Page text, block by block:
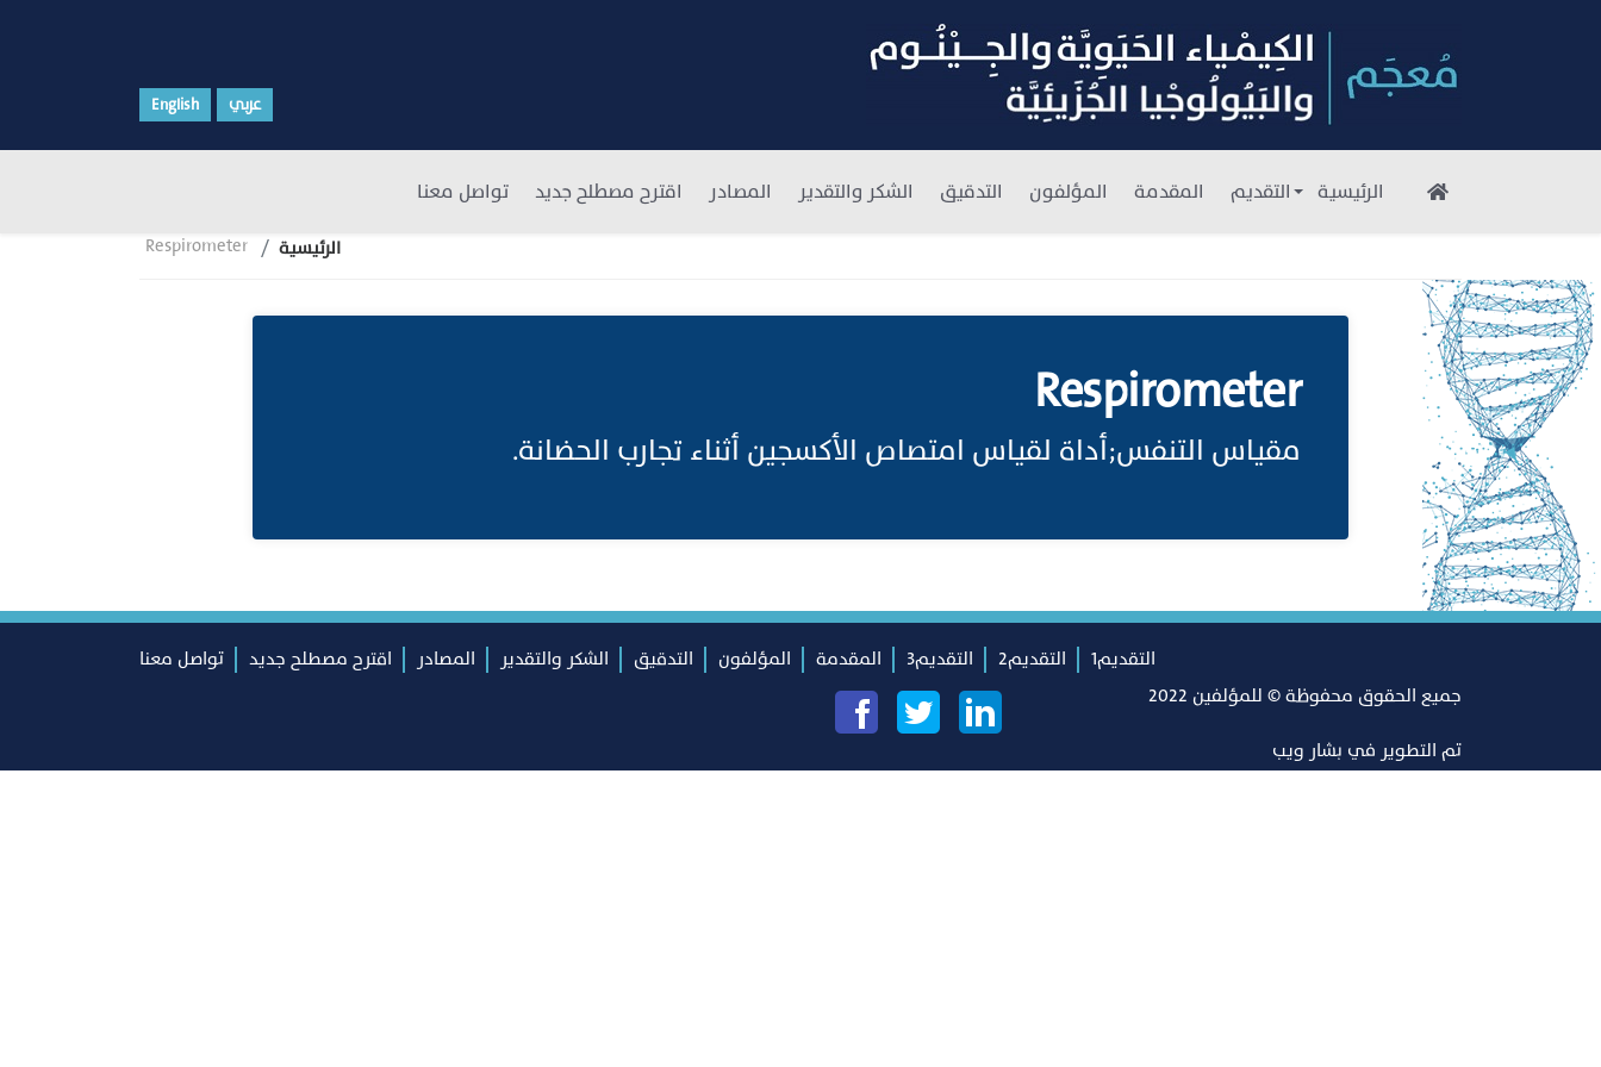
English عربي
التقديم المقدمة المؤلفون التدقيق الشكر والتقدير المصادر اقترح مصطلح جديد تواصل معنا
Respirometer الرئيسية
Respirometer
مقياس التنفس;أداة لقياس امتصاص الأكسجين أثناء تجارب الحضانة.
التقديم1 التقديم2 التقديم3 المقدمة المؤلفون التدقيق الشكر والتقدير المصادر اقترح مصطلح جديد
تواصل معنا
جميع الحقوق محفوظة © للمؤلفين 2022
تم التطوير في بشار ويب